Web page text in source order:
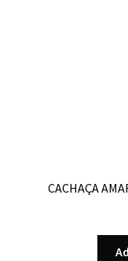
CACHAÇA